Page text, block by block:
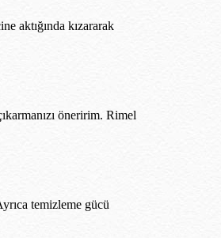
aktığında kızararak
öneririm. Rimel
temizleme gücü